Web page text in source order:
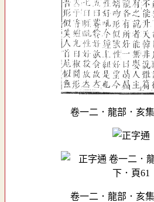
卷一二．龍部．亥
卷一二．龍部．亥